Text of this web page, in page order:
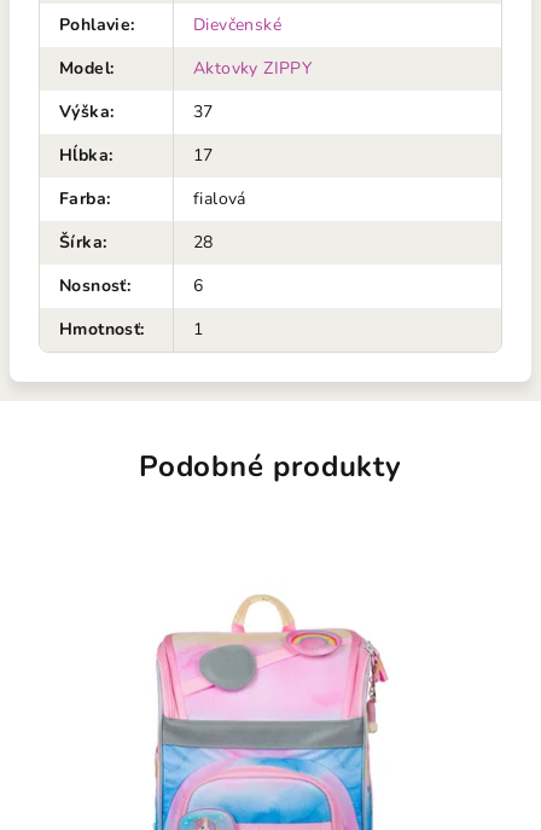
Pohlavie:
Dievčenské
Model:
Aktovky ZIPPY
Výška:
37
Hĺbka:
17
Farba:
fialová
Šírka:
28
Nosnosť:
6
Hmotnosť: 1
Podobné produkty